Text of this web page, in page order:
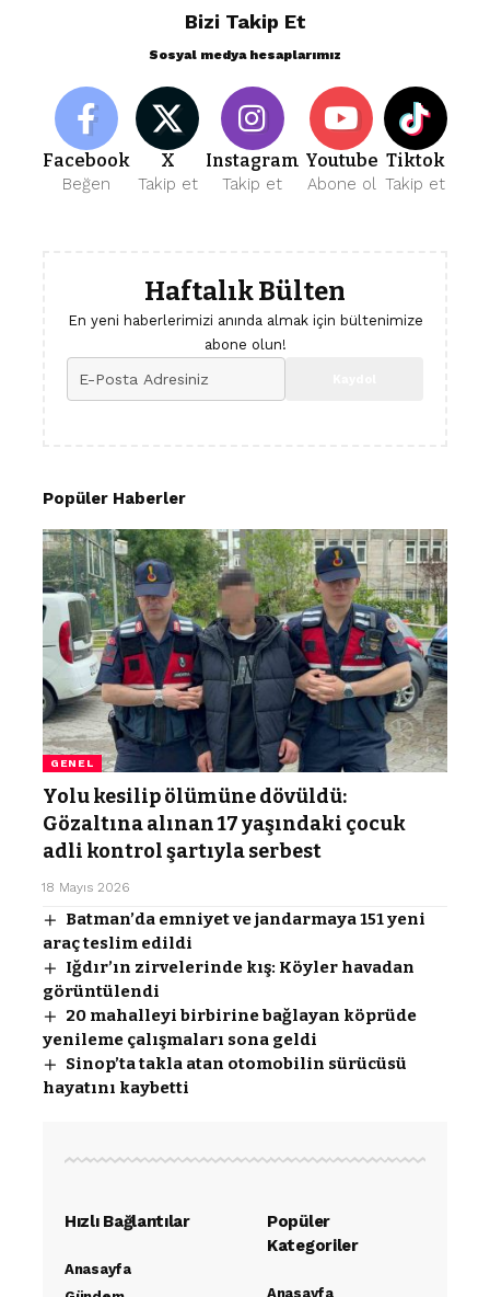
Bizi Takip Et
Sosyal medya hesaplarımız
Facebook
Beğen
X
Takip et
Instagram
Takip et
Youtube
Abone ol
Tiktok
Takip et
Haftalık Bülten
En yeni haberlerimizi anında almak için bültenimize
abone olun!
Popüler Haberler
GENEL
Yolu kesilip ölümüne dövüldü:
Gözaltına alınan 17 yaşındaki çocuk
adli kontrol şartıyla serbest
18 Mayıs 2026
Batman’da emniyet ve jandarmaya 151 yeni
araç teslim edildi
Iğdır’ın zirvelerinde kış: Köyler havadan
görüntülendi
20 mahalleyi birbirine bağlayan köprüde
yenileme çalışmaları sona geldi
Sinop’ta takla atan otomobilin sürücüsü
hayatını kaybetti
Hızlı Bağlantılar
Anasayfa
Popüler
Kategoriler
Anasayfa